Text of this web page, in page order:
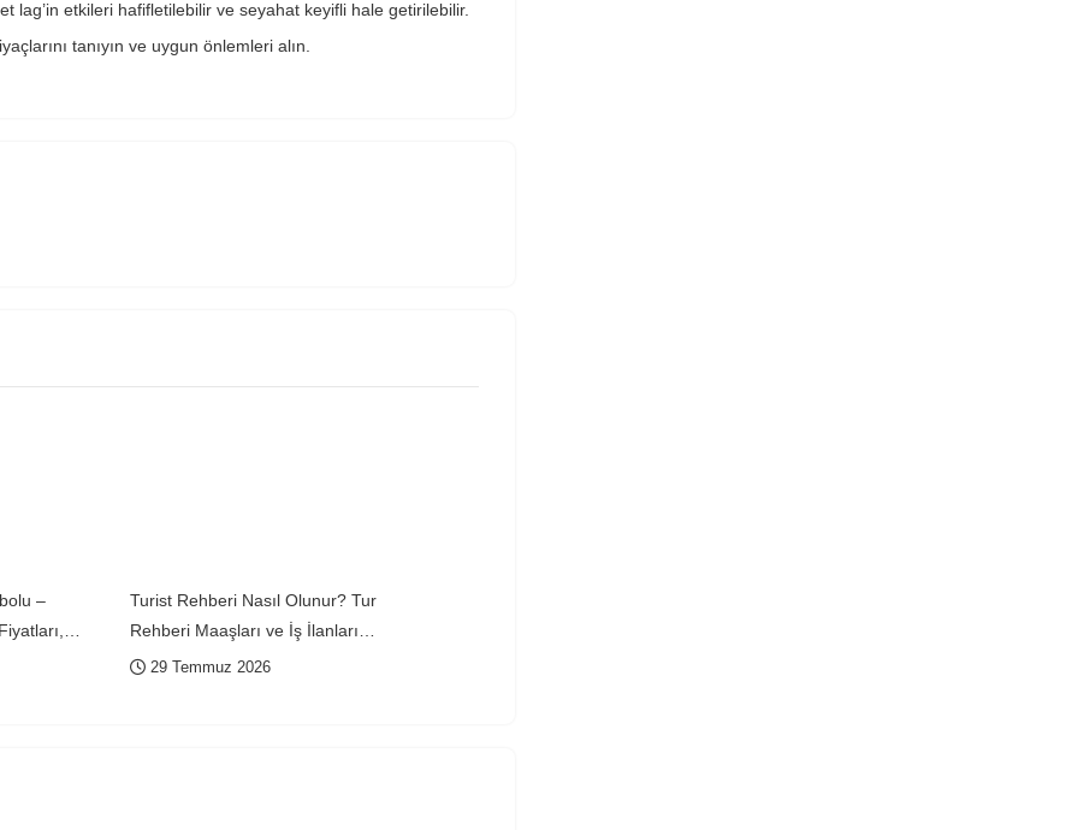
lag’in etkileri hafifletilebilir ve seyahat keyifli hale getirilebilir.
tanıyın ve uygun önlemleri alın.
–
Turist Rehberi Nasıl Olunur? Tur
Rehberi Maaşları ve İş İlanları
Rehberi
29 Temmuz 2026